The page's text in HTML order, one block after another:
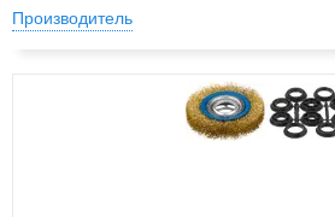
Производитель